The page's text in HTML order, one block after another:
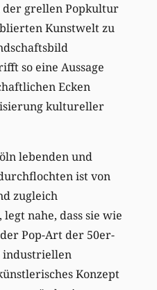
der grellen Popkultur
Kunstwelt zu
so eine Aussage
Ecken
kultureller
lebenden und
ist von
zugleich
nahe, dass sie wie
Pop-Art der 50er-
industriellen
Konzept